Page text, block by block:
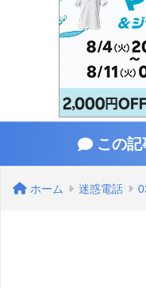
この
ホーム 迷惑電話